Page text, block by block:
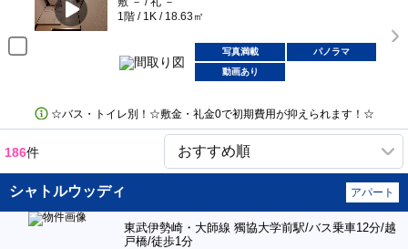
1階 / 1K / 18.63㎡
写真満載
パノラマ
動画あり
☆バス・トイレ別！☆敷金・礼金0で初期費用が抑えられます！☆
186件
シャトルウッディ アパート
東武伊勢崎・大師線 獨協大学前駅/バス乗車12分/越
戸橋/徒歩1分